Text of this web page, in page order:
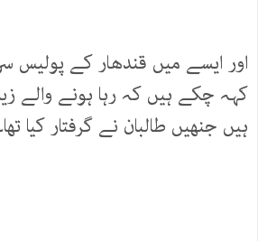
اور ایسے میں قندھار کے پولیس
کہہ چکے ہیں کہ رہا ہونے والے
ہیں جنھیں طالبان نے گرفتار کیا